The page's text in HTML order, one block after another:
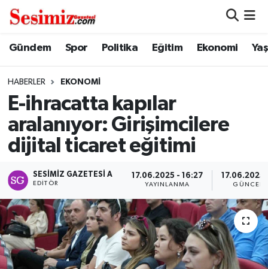
Gündem Spor Politika Eğitim Ekonomi
HABERLER EKONOMI
E-ihracatta kapılar
aralanıyor: Girişimcilere
dijital ticaret eğitimi
SESIMIZ GAZETESI A
EDITÖR
17.06.2025 - 16:27
YAYINLANMA
17.06.2025
Dünya
Ekonomi
Genel
Gündem
Magazin
Politika
Sağlık
Nöbetçi Eczaneler
Namaz Vakitleri
Trafik Durumu
Süper Lig Puan Durumu ve Fikstür
Tüm Manşetler
Son Dakika Haberleri
Haber Arşivi